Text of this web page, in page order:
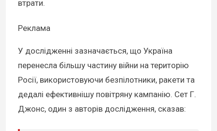
втрати.
Реклама
У дослідженні зазначається, що Україна
перенесла більшу частину війни на територію
Росії, використовуючи безпілотники, ракети та
дедалі ефективнішу повітряну кампанію. Сет Г.
Джонс, один з авторів дослідження, сказав: